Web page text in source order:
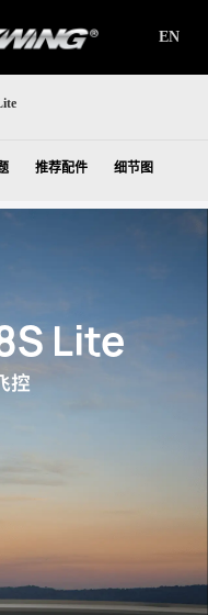
EN
推荐配件 细节图
Lite
控